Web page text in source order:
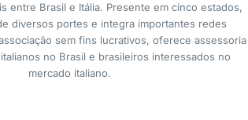
entre Brasil e Itália. Presente em cinco estados,
diversos portes e integra importantes redes
sem fins lucrativos, oferece assessoria
no Brasil e brasileiros interessados no
mercado italiano.